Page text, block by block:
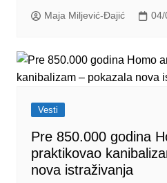
Maja Miljević-Đajić 04/
Vesti
Pre 850.000 godina
praktikovao
nova istraživanja